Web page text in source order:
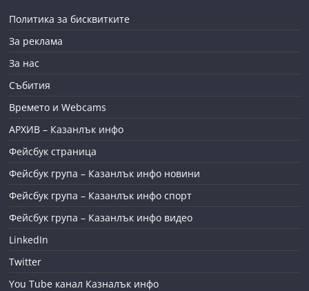
Политика за бисквитките
За реклама
За нас
Събития
Времето и Webcams
АРХИВ – Казанлък инфо
Фейсбук страница
Фейсбук група – Казанлък инфо новини
Фейсбук група – Казанлък инфо спорт
Фейсбук група – Казанлък инфо видео
LinkedIn
Twitter
You Tube канал Казналък инфо